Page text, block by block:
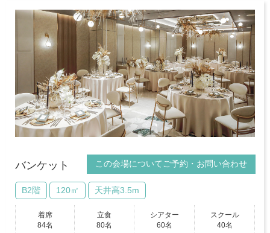
この会場についてご予約・お問い合わせ
バンケット
B2階 120㎡ 天井高3.5m
着席
84名
立食
80名
シアター
60名
スクール
40名